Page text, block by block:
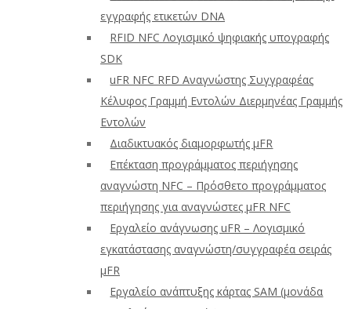
εγγραφής ετικετών DNA
RFID NFC Λογισμικό ψηφιακής υπογραφής
SDK
uFR NFC RFD Αναγνώστης Συγγραφέας
Κέλυφος Γραμμή Εντολών Διερμηνέας Γραμμής
Εντολών
Διαδικτυακός διαμορφωτής μFR
Επέκταση προγράμματος περιήγησης
αναγνώστη NFC – Πρόσθετο προγράμματος
περιήγησης για αναγνώστες μFR NFC
Εργαλείο ανάγνωσης uFR – Λογισμικό
εγκατάστασης αναγνώστη/συγγραφέα σειράς
μFR
Εργαλείο ανάπτυξης κάρτας SAM (μονάδα